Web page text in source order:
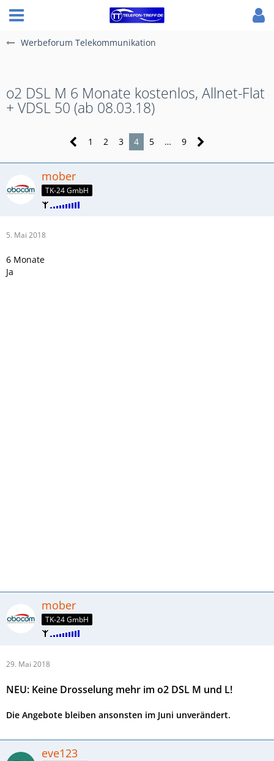
Werbeforum Telekommunikation
o2 DSL M 6 Monate kostenlos, Allnet-Flat
+ VDSL 50 (ab 08.03.18)
1 2 3 4 5 … 9
mober
TK-24 GmbH
5. Mai 2018
6 Monate
Ja
mober
TK-24 GmbH
29. Mai 2018
NEU: Keine Drosselung mehr im o2 DSL M und L!
Die Angebote bleiben ansonsten im Juni unverändert.
eve123